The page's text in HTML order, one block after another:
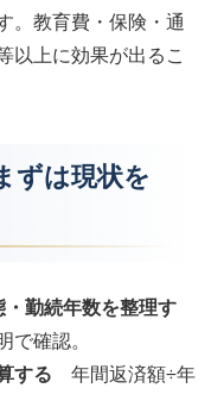
。教育費・保険・通
以上に効果が出るこ
ずは現状を
勤続年数を整理す
で確認。
する 年間返済額÷年